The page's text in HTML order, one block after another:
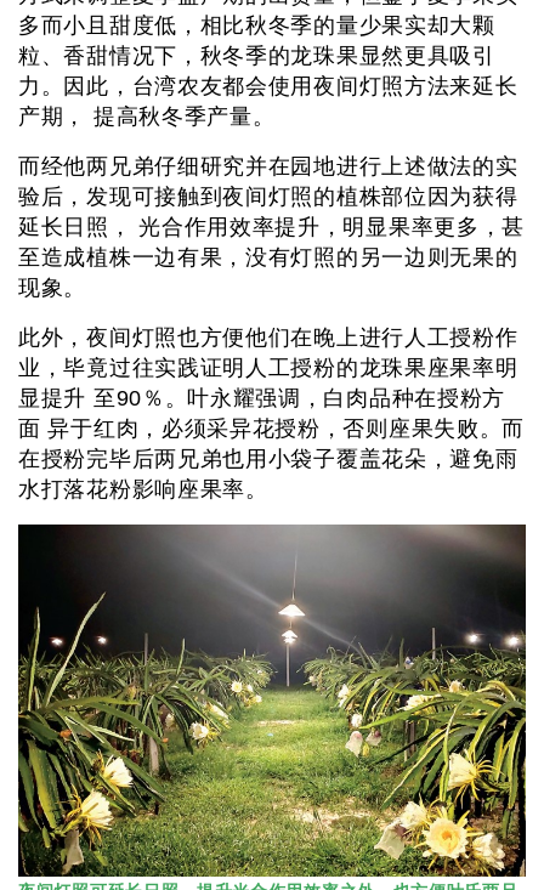
多而小且甜度低，相比秋冬季的量少果实却大颗
粒、香甜情况下，秋冬季的龙珠果显然更具吸引
力。因此，台湾农友都会使用夜间灯照方法来延长
产期， 提高秋冬季产量。
而经他两兄弟仔细研究并在园地进行上述做法的实
验后，发现可接触到夜间灯照的植株部位因为获得
延长日照， 光合作用效率提升，明显果率更多，甚
至造成植株一边有果，没有灯照的另一边则无果的
现象。
此外，夜间灯照也方便他们在晚上进行人工授粉作
业，毕竟过往实践证明人工授粉的龙珠果座果率明
显提升 至90％。叶永耀强调，白肉品种在授粉方
面 异于红肉，必须采异花授粉，否则座果失败。而
在授粉完毕后两兄弟也用小袋子覆盖花朵，避免雨
水打落花粉影响座果率。